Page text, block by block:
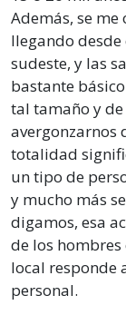
Además, se
llegando desde
sudeste, y las
bastante
tal tamaño y
avergonzarnos
totalidad
un tipo de
y mucho más
digamos, esa
de los hombres
local responde
personal.